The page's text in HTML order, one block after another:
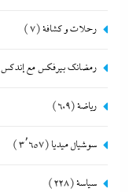
رحلات و كشافة(7)
رمضانك بيرفكس مع إندكس
رياضة(609)
سوشيال ميديا (3٬657)
سياسة(228)